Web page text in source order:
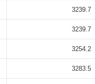
3239.7
3239.7
3254.2
3283.5